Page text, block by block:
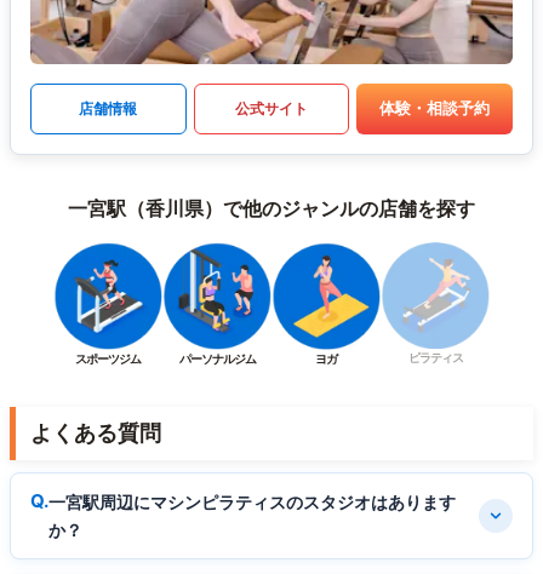
店舗情報 公式サイト 体験・相談予約
一宮駅（香川県）で他のジャンルの店舗を探す
スポーツジム パーソナルジム ヨガ ピラティス
よくある質問
一宮駅周辺にマシンピラティスのスタジオはあります
か？